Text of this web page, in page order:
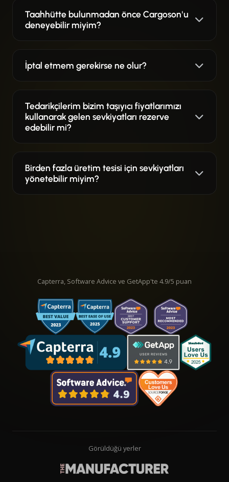
Taahhütte bulunmadan önce Cargoson'u
deneyebilir miyim?
İptal etmem gerekirse ne olur?
Tedarikçilerim bizim taşıyıcı fiyatlarımızı
kullanarak gelen sevkiyatları rezerve
edebilir mi?
Birden fazla üretim tesisi için sevkiyatları
yönetebilir miyim?
Capterra, Software Advice ve GetApp'te 4.9/5 puan
Görüldüğü yerler